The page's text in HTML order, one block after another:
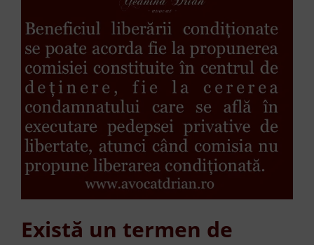
Există un termen de